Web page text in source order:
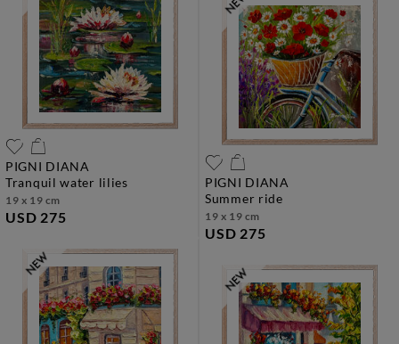
PIGNI DIANA
tranquil water lilies
19 x 19 cm
USD 275
PIGNI DIANA
summer ride
19 x 19 cm
USD 275